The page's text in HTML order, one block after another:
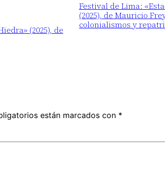
(2025), de
Festival de Lima:
(2025), de Mauricio
colonialismos y
están marcados con *